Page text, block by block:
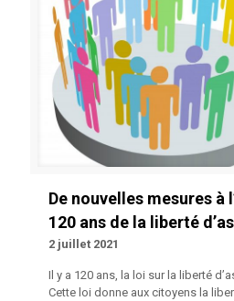
De nouvelles mesures à
120 ans de la liberté
2 juillet 2021
Il y a 120 ans, la loi sur la liberté
Cette loi donne aux citoyens la